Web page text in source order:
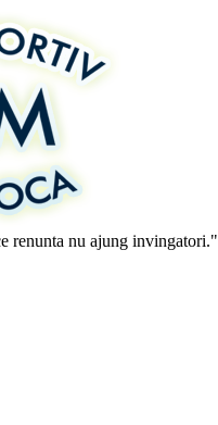
renunta nu ajung invingatori."